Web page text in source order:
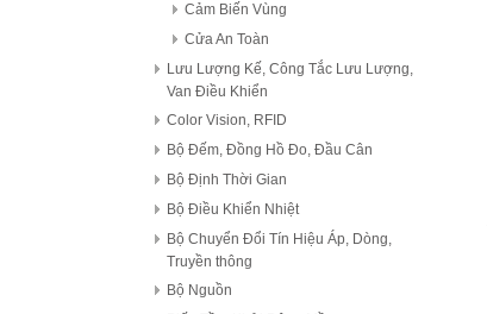
Cảm Biến Vùng
Cửa An Toàn
Lưu Lượng Kế, Công Tắc Lưu Lượng,
Van Điều Khiển
Color Vision, RFID
Bộ Đếm, Đồng Hồ Đo, Đầu Cân
Bộ Định Thời Gian
Bộ Điều Khiển Nhiệt
Bộ Chuyển Đổi Tín Hiệu Áp, Dòng,
Truyền thông
Bộ Nguồn